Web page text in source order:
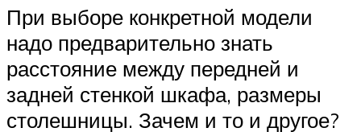
При выборе конкретной модели
надо предварительно знать
расстояние между передней и
задней стенкой шкафа, размеры
столешницы. Зачем и то и другое?